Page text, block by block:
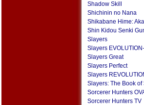
Shadow Skill
Shichinin no Nana
Shikabane Hime: Aka
Shin Kidou Senki
Slayers
Slayers
Slayers Great
Slayers Perfect
Slayers
Slayers: The Book of
Sorcerer Hunters
Sorcerer Hunters TV